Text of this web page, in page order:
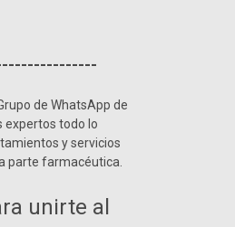
de WhatsApp de
expertos todo lo
y servicios
parte farmacéutica.
unirte al